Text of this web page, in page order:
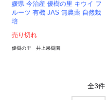
媛県 今治産 優樹の里 キウイ フ
ルーツ 有機 JAS 無農薬 自然栽
培
売り切れ
優樹の里 井上果樹園
全3件